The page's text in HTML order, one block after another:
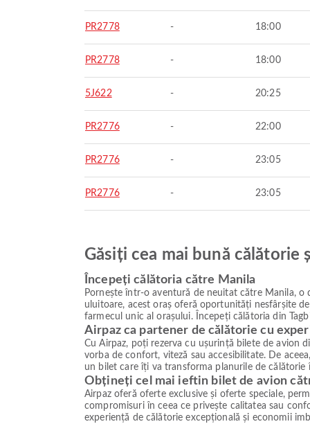
PR2778 - 18:00
PR2778 - 18:00
5J622 - 20:25
PR2776 - 22:00
PR2776 - 23:05
PR2776 - 23:05
Găsiți cea mai bună
Începeți călătoria către Manila
Pornește într-o aventură de neuitat către Manila, o
uluitoare, acest oraș oferă oportunități nesfârșite
farmecul unic al orașului. Începeți călătoria din
Airpaz ca partener de călătorie cu
Cu Airpaz, poți rezerva cu ușurință bilete de avion
vorba de confort, viteză sau accesibilitate. De
un bilet care îți va transforma planurile de
Obțineți cel mai ieftin bilet de avion
Airpaz oferă oferte exclusive și oferte speciale,
compromisuri în ceea ce privește calitatea sau
experiență de călătorie excepțională și economii